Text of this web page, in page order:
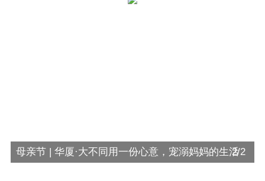
母亲节 | 华厦·大不同用一份心意，宠溺妈妈的生活2/2